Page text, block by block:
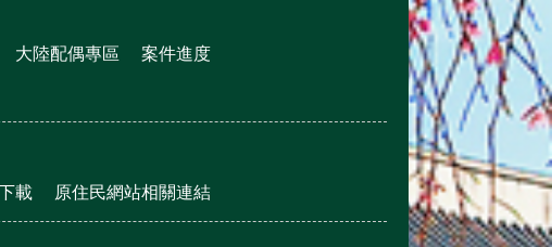
大陸配偶專區 案件進度
載 原住民網站相關連結